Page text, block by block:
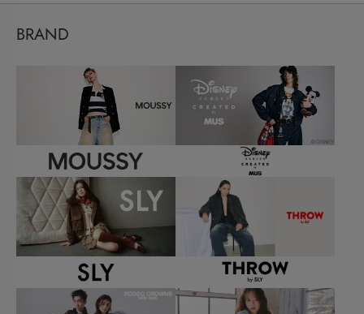
BRAND